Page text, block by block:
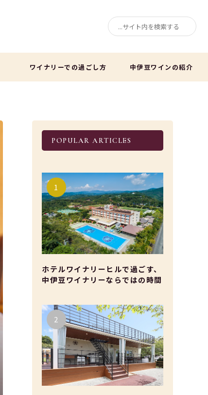
ワイナリーでの過ごし方 中伊豆ワインの紹介
POPULAR ARTICLES
ホテルワイナリーヒルで過ごす、
中伊豆ワイナリーならではの時間